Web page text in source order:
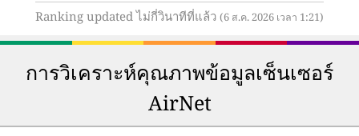
Ranking updated ไม่กี่วินาทีที่แล้ว (6 ส.ค. 2026 เวลา 1:21)
การวิเคราะห์คุณภาพข้อมูลเซ็นเซอร์
AirNet